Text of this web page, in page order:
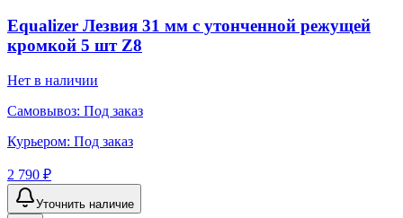
Equalizer Лезвия 31 мм с утонченной режущей
кромкой 5 шт Z8
Нет в наличии
Самовывоз: Под заказ
Курьером: Под заказ
2 790 ₽
Уточнить наличие